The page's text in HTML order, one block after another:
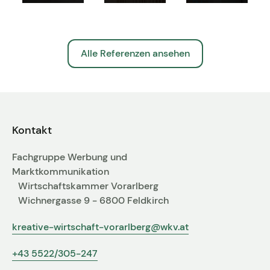
Alle Referenzen ansehen
Kontakt
Fachgruppe Werbung und
Marktkommunikation
Wirtschaftskammer Vorarlberg
Wichnergasse 9 - 6800 Feldkirch
kreative-wirtschaft-vorarlberg@wkv.at
+43 5522/305-247